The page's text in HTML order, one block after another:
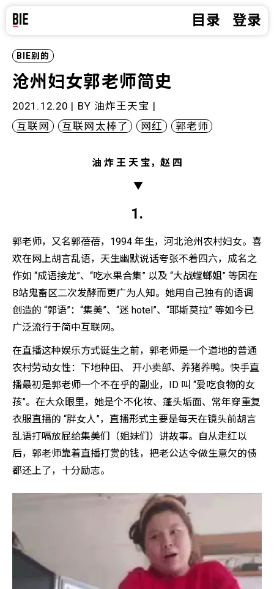
目录 登录
BIE别的
沧州妇女郭老师简史
2021.12.20 | BY 油炸王天宝 |
互联网
互联网太棒了 网红 郭老师
油 炸 王 天 宝，赵 四
▼
1.
郭老师，又名郭蓓蓓，1994 年生，河北沧州农村妇女。喜
欢在网上胡言乱语，天生幽默说话夸张不着四六，成名之
作如 “成语接龙”、“吃水果合集” 以及 “大战螳螂姐” 等因在
B站鬼畜区二次发酵而更广为人知。她用自己独有的语调
创造的 “郭语”：“集美”、“迷 hotel”、“耶斯莫拉” 等如今已
广泛流行于简中互联网。
在直播这种娱乐方式诞生之前，郭老师是一个道地的普通
农村劳动女性：下地种田、 开小卖部、养猪养鸭。快手直
播最初是郭老师一个不在乎的副业，ID 叫 “爱吃食物的女
孩”。在大众眼里，她是个不化妆、蓬头垢面、常年穿重复
衣服直播的 “胖女人”，直播形式主要是每天在镜头前胡言
乱语打嗝放屁给集美们（姐妹们）讲故事。自从走红以
后，郭老师靠着直播打赏的钱，把老公达令做生意欠的债
都还上了，十分励志。